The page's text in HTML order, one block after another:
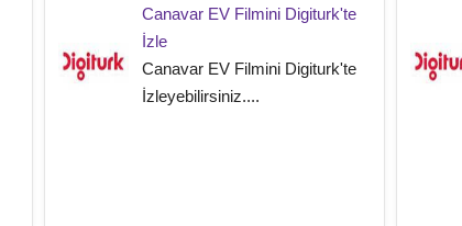
Canavar EV Filmini Digiturk'te
İzle
Canavar EV Filmini Digiturk'te
İzleyebilirsiniz....